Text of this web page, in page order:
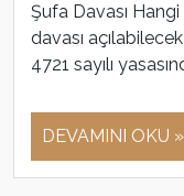
Şufa Davası Hangi
davası
4721 sayılı
DEVAMINI OKU »